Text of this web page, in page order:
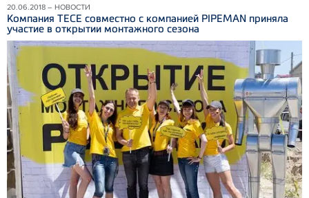
20.06.2018 – НОВОСТИ
Компания ТЕСЕ совместно с компанией PIPEMAN приняла
участие в открытии монтажного сезона